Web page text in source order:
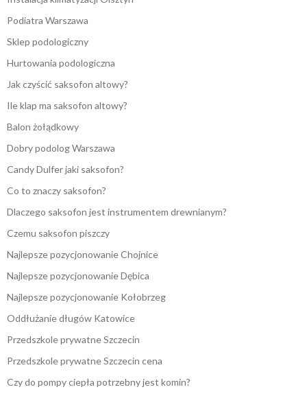
Podiatra Warszawa
Sklep podologiczny
Hurtowania podologiczna
Jak czyścić saksofon altowy?
Ile klap ma saksofon altowy?
Balon żołądkowy
Dobry podolog Warszawa
Candy Dulfer jaki saksofon?
Co to znaczy saksofon?
Dlaczego saksofon jest instrumentem drewnianym?
Czemu saksofon piszczy
Najlepsze pozycjonowanie Chojnice
Najlepsze pozycjonowanie Dębica
Najlepsze pozycjonowanie Kołobrzeg
Oddłużanie długów Katowice
Przedszkole prywatne Szczecin
Przedszkole prywatne Szczecin cena
Czy do pompy ciepła potrzebny jest komin?